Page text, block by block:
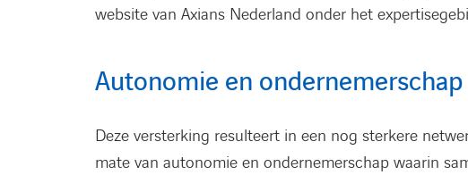
website van Axians Nederland onder het
Autonomie en ondernemerschap
Deze versterking resulteert in een nog sterkere
mate van autonomie en ondernemerschap waarin